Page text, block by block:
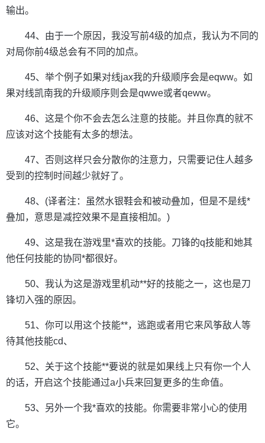
输出。
44、由于一个原因，我没写前4级的加点，我认为不同的
对局你前4级总会有不同的加点。
45、举个例子如果对线jax我的升级顺序会是eqww。如
果对线凯南我的升级顺序则会是qwwe或者qeww。
46、这是个你不会去怎么注意的技能。并且你真的就不
应该对这个技能有太多的想法。
47、否则这样只会分散你的注意力，只需要记住人越多
受到的控制时间越少就好了。
48、(译者注：虽然水银鞋会和被动叠加，但是不是线*
叠加，意思是减控效果不是直接相加。)
49、这是我在游戏里*喜欢的技能。刀锋的q技能和她其
他任何技能的协同*都很好。
50、我认为这是游戏里机动**好的技能之一，这也是刀
锋切入强的原因。
51、你可以用这个技能**，逃跑或者用它来风筝敌人等
待其他技能cd、
52、关于这个技能**要说的就是如果线上只有你一个人
的话，开启这个技能通过a小兵来回复更多的生命值。
53、另外一个我*喜欢的技能。你需要非常小心的使用
它。